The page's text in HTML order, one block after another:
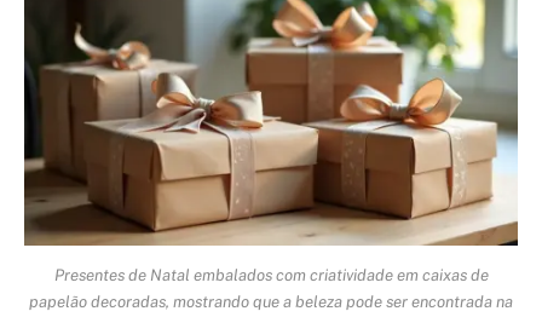
Presentes de Natal embalados com criatividade em caixas de
papelão decoradas, mostrando que a beleza pode ser encontrada na